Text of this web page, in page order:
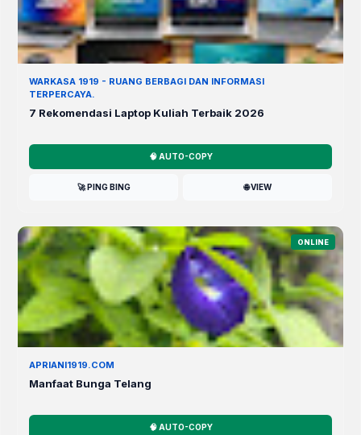
WARKASA 1919 - RUANG BERBAGI DAN INFORMASI
TERPERCAYA.
7 Rekomendasi Laptop Kuliah Terbaik 2026
🧠 AUTO-COPY
🚀 PING BING 🌐 VIEW
ONLINE
APRIANI1919.COM
Manfaat Bunga Telang
🧠 AUTO-COPY